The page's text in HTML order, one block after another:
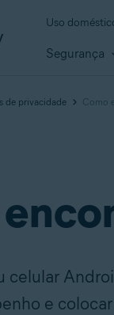
Uso
Segurança
de privacidade Como
celular
e